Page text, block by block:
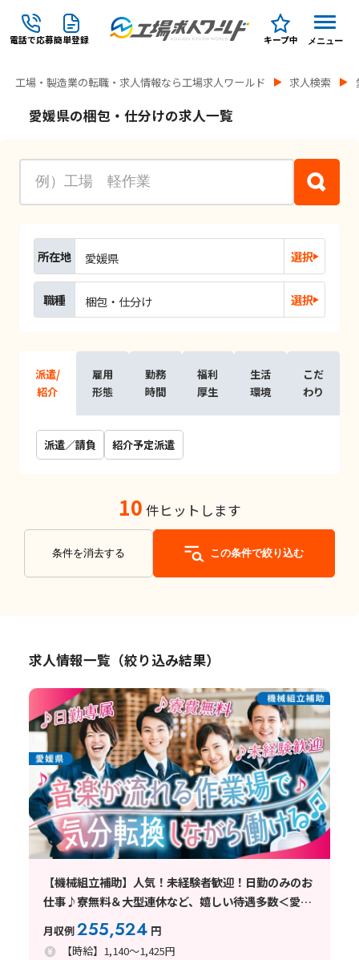
電話で応募簡単登録 キープ中 メニュー
工場・製造業の転職・求人情報なら工場求人ワールド 求人検索
愛媛県の梱包・仕分けの求人一覧
所在地 愛媛県 選択
職種 梱包・仕分け 選択
派遣/
紹介
雇用
形態
勤務
時間
福利
厚生
生活
環境
こだ
わり
派遣／請負 紹介予定派遣
10 件ヒットします
条件を消去する この条件で絞り込む
求人情報一覧（絞り込み結果）
【機械組立補助】人気！未経験者歓迎！日勤のみのお
仕事♪寮無料＆大型連休など、嬉しい待遇多数＜愛媛
県松山市＞
月収例255,524 円
【時給】1,140～1,425円